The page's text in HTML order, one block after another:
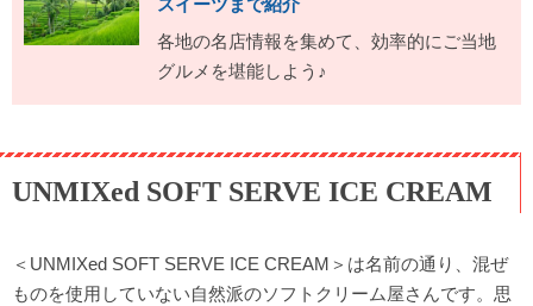
スイーツまで紹介
各地の名店情報を集めて、効率的にご当地
グルメを堪能しよう♪
UNMIXed SOFT SERVE ICE CREAM
＜UNMIXed SOFT SERVE ICE CREAM＞は名前の通り、混ぜ
ものを使用していない自然派のソフトクリーム屋さんです。思